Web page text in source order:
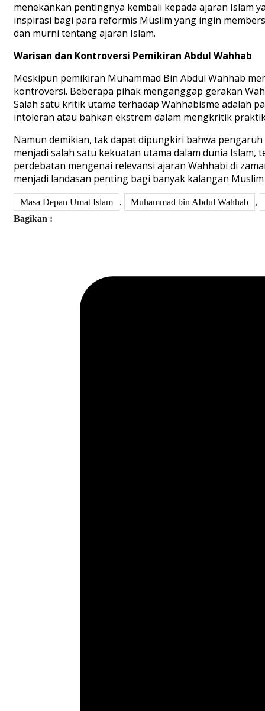
menekankan pentingnya kembali kepada ajaran Islam
inspirasi bagi para reformis Muslim yang ingin
dan murni tentang ajaran Islam.
Warisan dan Kontroversi Pemikiran Abdul Wahhab
Meskipun pemikiran Muhammad Bin Abdul Wahhab
kontroversi. Beberapa pihak menganggap gerakan
Salah satu kritik utama terhadap Wahhabisme adalah
intoleran atau bahkan ekstrem dalam mengkritik
Namun demikian, tak dapat dipungkiri bahwa
menjadi salah satu kekuatan utama dalam dunia
perdebatan mengenai relevansi ajaran Wahhabi di
menjadi landasan penting bagi banyak kalangan
Masa Depan Umat Islam , Muhammad bin Abdul Wahhab
,
Bagikan :